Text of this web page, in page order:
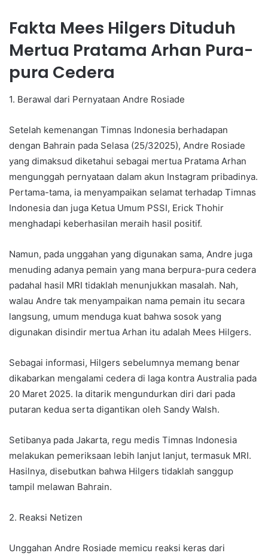
Fakta Mees Hilgers Dituduh
Mertua Pratama Arhan Pura-
pura Cedera
1. Berawal dari Pernyataan Andre Rosiade
Setelah kemenangan Timnas Indonesia berhadapan
dengan Bahrain pada Selasa (25/32025), Andre Rosiade
yang dimaksud diketahui sebagai mertua Pratama Arhan
mengunggah pernyataan dalam akun Instagram pribadinya.
Pertama-tama, ia menyampaikan selamat terhadap Timnas
Indonesia dan juga Ketua Umum PSSI, Erick Thohir
menghadapi keberhasilan meraih hasil positif.
Namun, pada unggahan yang digunakan sama, Andre juga
menuding adanya pemain yang mana berpura-pura cedera
padahal hasil MRI tidaklah menunjukkan masalah. Nah,
walau Andre tak menyampaikan nama pemain itu secara
langsung, umum menduga kuat bahwa sosok yang
digunakan disindir mertua Arhan itu adalah Mees Hilgers.
Sebagai informasi, Hilgers sebelumnya memang benar
dikabarkan mengalami cedera di laga kontra Australia pada
20 Maret 2025. Ia ditarik mengundurkan diri dari pada
putaran kedua serta digantikan oleh Sandy Walsh.
Setibanya pada Jakarta, regu medis Timnas Indonesia
melakukan pemeriksaan lebih lanjut lanjut, termasuk MRI.
Hasilnya, disebutkan bahwa Hilgers tidaklah sanggup
tampil melawan Bahrain.
2. Reaksi Netizen
Unggahan Andre Rosiade memicu reaksi keras dari